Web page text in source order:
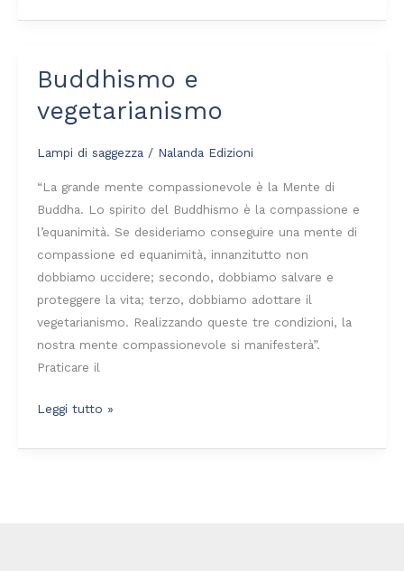
Buddhismo e
vegetarianismo
Lampi di saggezza / Nalanda Edizioni
“La grande mente compassionevole è la Mente di
Buddha. Lo spirito del Buddhismo è la compassione e
l’equanimità. Se desideriamo conseguire una mente di
compassione ed equanimità, innanzitutto non
dobbiamo uccidere; secondo, dobbiamo salvare e
proteggere la vita; terzo, dobbiamo adottare il
vegetarianismo. Realizzando queste tre condizioni, la
nostra mente compassionevole si manifesterà”.
Praticare il
Buddhismo
vegetarianismo
Leggi tutto »